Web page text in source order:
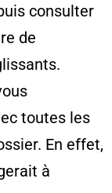
consulter
de
toutes les
En effet,
à